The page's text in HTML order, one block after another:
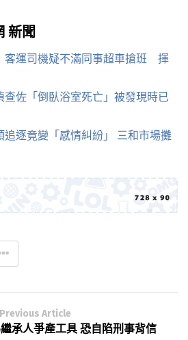
新聞
客運司機疑不滿同事超車搶班 揮
查佐「倒臥浴室死亡」被發現時已
追逐竟變「感情糾紛」 三和市場攤
Previous Article
承人爭產工具 恐自陷刑事背信